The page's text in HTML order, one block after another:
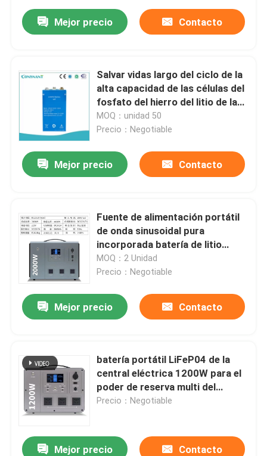
Mejor precio Contacto
Salvar vidas largo del ciclo de la
alta capacidad de las células del
fosfato del hierro del litio de la
prenda impermeable IP65
MOQ：unidad 50
Precio：Negotiable
Mejor precio Contacto
Fuente de alimentación portátil
de onda sinusoidal pura
incorporada batería de litio
2000W 2668Wh
MOQ：2 Unidad
Precio：Negotiable
Mejor precio Contacto
batería portátil LiFeP04 de la
central eléctrica 1200W para el
poder de reserva multi del
escenario
Precio：Negotiable
Mejor precio Contacto